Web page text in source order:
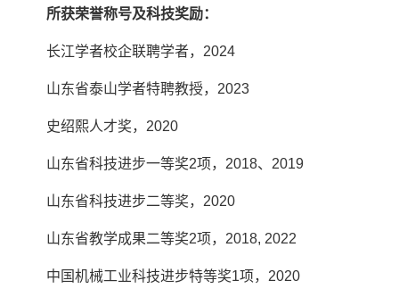
所获荣誉称号及科技奖励：
长江学者校企联聘学者， 2024
山东省泰山学者特聘教授， 2023
史绍熙人才奖， 2020
山东省科技进步一等奖2项， 2018、 2019
山东省科技进步二等奖， 2020
山东省教学成果二等奖2项， 2018, 2022
中国机械工业科技进步特等奖1项， 2020